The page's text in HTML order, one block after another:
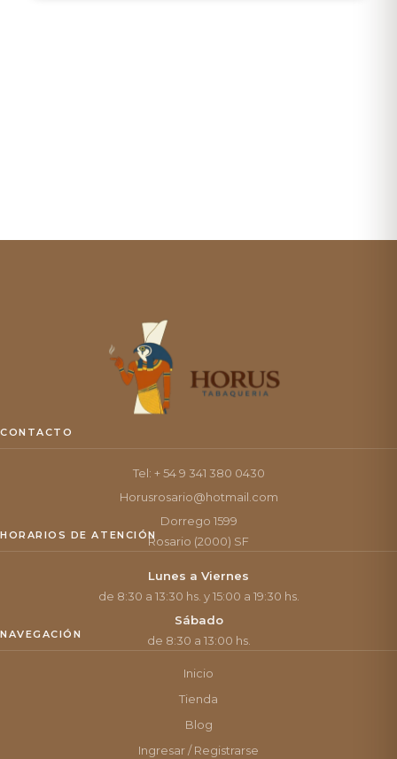
CONTACTO
Tel: + 54 9 341 380 0430
Horusrosario@hotmail.com
Dorrego 1599
Rosario (2000) SF
HORARIOS DE ATENCIÓN
Lunes a Viernes
de 8:30 a 13:30 hs. y 15:00 a 19:30 hs.
Sábado
de 8:30 a 13:00 hs.
NAVEGACIÓN
Inicio
Tienda
Blog
Ingresar / Registrarse